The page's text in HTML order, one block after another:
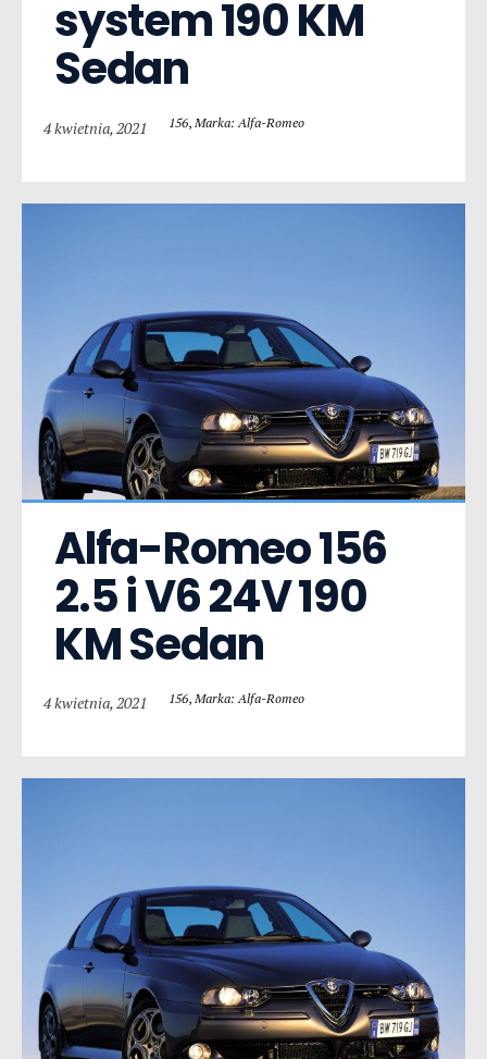
system 190 KM
Sedan
4 kwietnia, 2021 156, Marka: Alfa-Romeo
Alfa-Romeo 156
2.5 i V6 24V 190
KM Sedan
4 kwietnia, 2021 156, Marka: Alfa-Romeo